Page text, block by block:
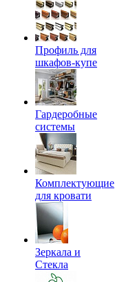
Профиль для
шкафов-купе
Гардеробные
системы
Комплектующие
для кровати
Зеркала и
Стекла